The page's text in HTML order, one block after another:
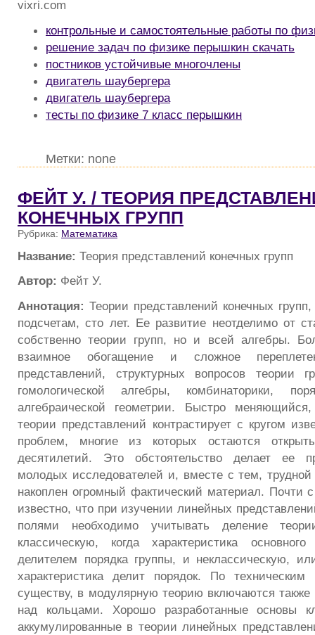
vixri.com
контрольные и самостоятельные работы по
решение задач по физике перышкин скачать
постников устойчивые многочлены
двигатель шаубергера
двигатель шаубергера
тесты по физике 7 класс перышкин
Метки: none
ФЕЙТ У. / ТЕОРИЯ
КОНЕЧНЫХ ГРУПП
Рубрика: Математика
Название: Теория представлений конечных групп
Автор: Фейт У.
Аннотация: Теории представлений конечных
подсчетам, сто лет. Ее развитие неотделимо от
собственно теории групп, но и всей алгебры.
взаимное обогащение и сложное
представлений, структурных вопросов теории
гомологической алгебры, комбинаторики,
алгебраической геометрии. Быстро
теории представлений контрастирует с кругом
проблем, многие из которых остаются
десятилетий. Это обстоятельство делает ее
молодых исследователей и, вместе с тем,
накоплен огромный фактический материал. Почти
известно, что при изучении линейных
полями необходимо учитывать деление
классическую, когда характеристика
делителем порядка группы, и неклассическую,
характеристика делит порядок. По
существу, в модулярную теорию включаются также
над кольцами. Хорошо разработанные основы
аккумулированные в теории линейных